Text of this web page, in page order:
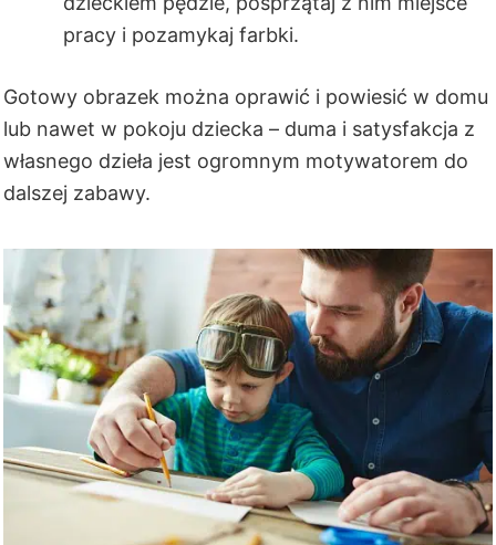
pracy i pozamykaj farbki.
Gotowy obrazek można oprawić i powiesić w domu
lub nawet w pokoju dziecka – duma i satysfakcja z
własnego dzieła jest ogromnym motywatorem do
dalszej zabawy.